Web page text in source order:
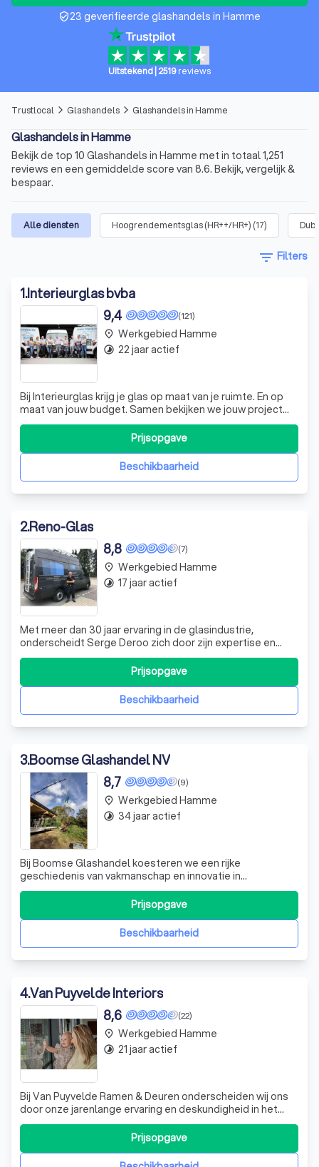
verified_user23 geverifieerde glashandels in Hamme
Uitstekend 2519reviews
Trustlocal arrow_forward_ios Glashandels arrow_forward_ios Glashandels in Hamme
Glashandels in Hamme
Bekijk de top 10 Glashandels in Hamme met in totaal 1,251
reviews en een gemiddelde score van 8.6. Bekijk, vergelijk &
bespaar.
Alle diensten Hoogrendementsglas (HR++/HR+) (17)
filter_list Filters
1.Interieurglas bvba
(121)
9,4
Bij Interieurglas krijg je glas op maat van je ruimte. En op
maat van jouw budget. Samen bekijken we jouw project
van a tot z. Zo doen we opmeting, plaatsing en afwerking
Beschikbaarheid
Prijsopgave
place Werkgebied Hamme
timelapse 22 jaar actief
2.Reno-Glas
(7)
8,8
Met meer dan 30 jaar ervaring in de glasindustrie,
onderscheidt Serge Deroo zich door zijn expertise en
vakmanschap. Of u nu uw enkel glas wilt vervangen door
dubbel glas, een glasherstelling nodig heeft of op zoek
bent naar glas voor een nieuwbouwproject voor uw
badkamer, keuken of interieur, Serge
Beschikbaarheid
Prijsopgave
place Werkgebied Hamme
timelapse 17 jaar actief
3.Boomse Glashandel NV
(9)
8,7
Bij Boomse Glashandel koesteren we een rijke
geschiedenis van vakmanschap en innovatie in
glasbewerking, die zijn oorsprong vindt in het jaar 1912. Met
meer dan een eeuw ervaring, onderscheiden wij ons door
onze toewijding aan kwaliteit en onze persoonlijke
benadering. Ons aanbod omvat een breed sca
Beschikbaarheid
Prijsopgave
place Werkgebied Hamme
timelapse 34 jaar actief
4.Van Puyvelde Interiors
(22)
8,6
Bij Van Puyvelde Ramen & Deuren onderscheiden wij ons
door onze jarenlange ervaring en deskundigheid in het
plaatsen van hoogwaardige ramen en deuren. Als
gecertificeerde Profel Expert bieden wij een breed scala
aan oplossingen voor zowel nieuwbouwprojecten als
renovaties. Onze specialisatie ligt in
Prijsopgave
place Werkgebied Hamme
timelapse 21 jaar actief